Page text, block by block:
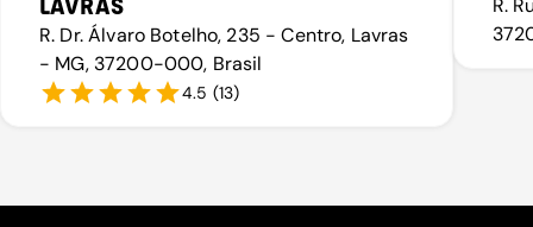
LAVRAS
R. Dr. Álvaro Botelho, 235 - Centro, Lavras
- MG, 37200-000, Brasil
4.5 (13)
R.